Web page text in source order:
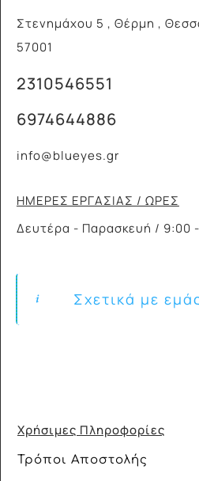
Στενημάχου 5 , Θέρμη ,
57001
2310546551
6974644886
info@blueyes.gr
ΗΜΕΡΕΣ ΕΡΓΑΣΙΑΣ / ΩΡΕΣ
Δευτέρα - Παρασκευή / 9:00
Σχετικά με
Χρήσιμες Πληροφορίες
Τρόποι Αποστολής